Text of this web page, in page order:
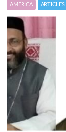
AMERICA ARTICLES